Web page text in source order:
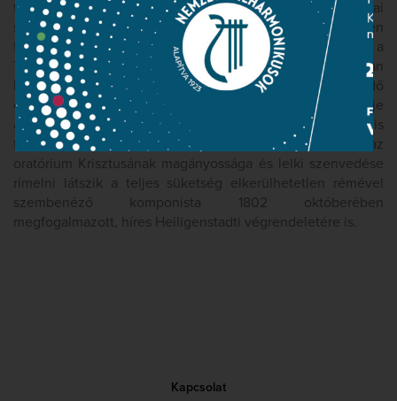
tanítványok bénultságát. A mű (egyes korabeli kritikusai
szerint túlzott) drámaisága nem véletlen: Beethoven
tulajdonképpen operakomponálásra kötött szerződést a
Theater an der Wiennel, s mivel ez irányú tervei csak lassan
haladtak előre, opera helyett a magányosan szenvedő
embert megjelenítő oratóriumot írt, amelyet több elemzője
a Fidelio előtanulmányának tekint. S egy másik párhuzam is
felbukkan újra és újra a Beethoven-irodalomban: az
oratórium Krisztusának magányossága és lelki szenvedése
rímelni látszik a teljes süketség elkerülhetetlen rémével
szembenéző komponista 1802 októberében
megfogalmazott, híres Heiligenstadti végrendeletére is.
Kapcsolat